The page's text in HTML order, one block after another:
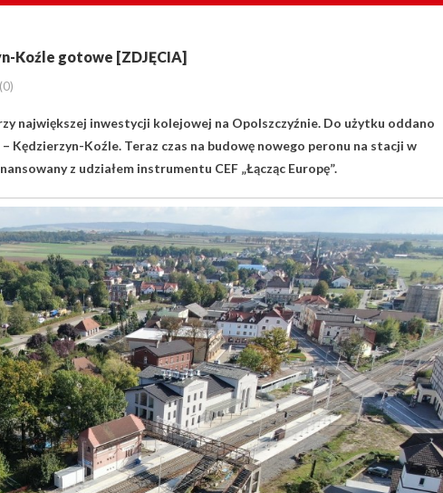
Koźle gotowe [ZDJĘCIA]
największej inwestycji kolejowej na Opolszczyźnie. Do użytku oddano
Kędzierzyn-Koźle. Teraz czas na budowę nowego peronu na stacji w
z udziałem instrumentu CEF „Łącząc Europę”.